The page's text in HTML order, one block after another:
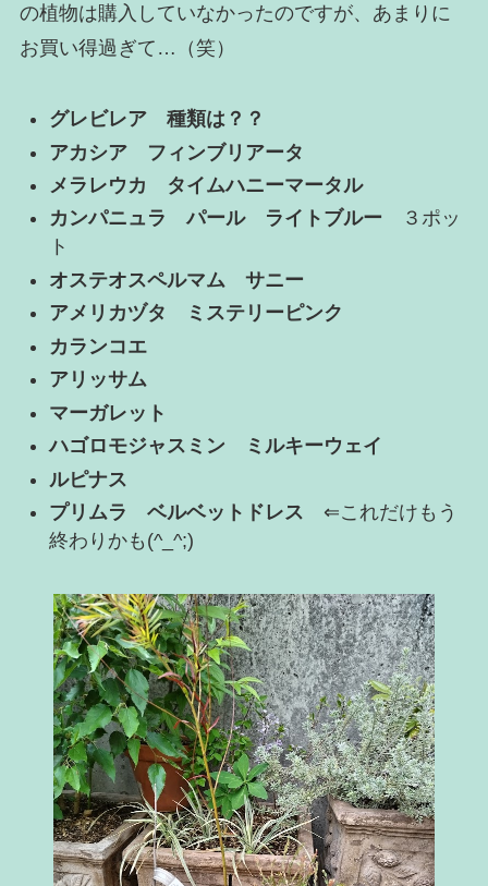
の植物は購入していなかったのですが、あまりに
お買い得過ぎて…（笑）
グレビレア 種類は？？
アカシア フィンブリアータ
メラレウカ タイムハニーマータル
カンパニュラ パール ライトブルー ３ポッ
ト
オステオスペルマム サニー
アメリカヅタ ミステリーピンク
カランコエ
アリッサム
マーガレット
ハゴロモジャスミン ミルキーウェイ
ルピナス
プリムラ ベルベットドレス ⇐これだけもう
終わりかも(^_^;)